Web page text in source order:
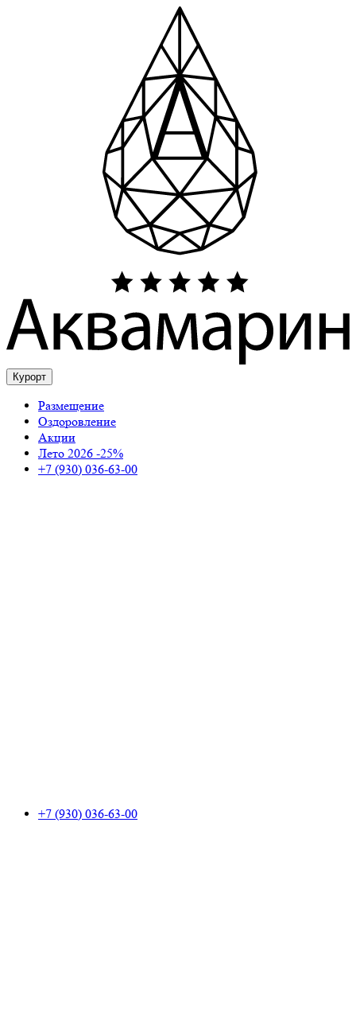
Курорт
Размещение
Оздоровление
Акции
Лето 2026 -25%
+7 (930) 036-63-00
+7 (930) 036-63-00